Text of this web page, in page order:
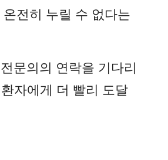
전히 누릴 수 없다는
문의의 연락을 기다리
자에게 더 빨리 도달